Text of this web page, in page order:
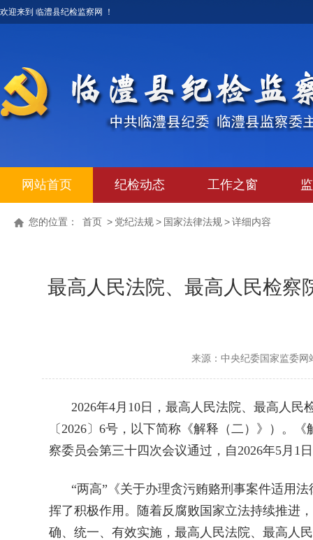
欢迎来到 临澧县纪检监察网 ！
网站首页 纪检动态 工作之窗
您的位置： 首页 > 党纪法规> 国家法律法规>详细内容
最高人民法院、最高人民检察
来源：中央纪委国家监委
2026年4月10日，最高人民法院、最高人
〔2026〕6号，以下简称《解释（二）》）。
察委员会第三十四次会议通过，自2026年5月1
“两高”《关于办理贪污贿赂刑事案件适用
挥了积极作用。随着反腐败国家立法持续推进
确、统一、有效实施，最高人民法院、最高人